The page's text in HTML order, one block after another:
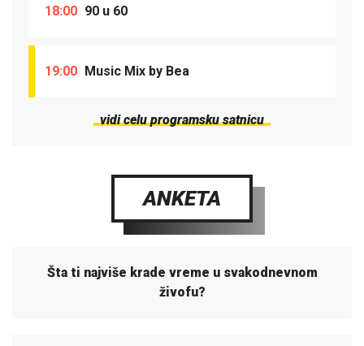
18:00 90 u 60
19:00 Music Mix by Bea
vidi celu programsku satnicu
ANKETA
Šta ti najviše krade vreme u svakodnevnom
živofu?